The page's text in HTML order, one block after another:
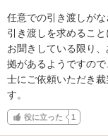
任意での引き渡しが
引き渡しを求めること
お聞きしている限り
拠があるようですの
士にご依頼いただき
す。
役に立った 1